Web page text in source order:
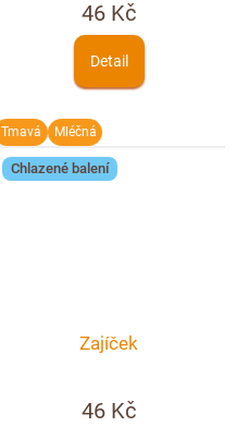
46 Kč
Detail
Tmavá Mléčná
Chlazené balení
Zajíček
46 Kč